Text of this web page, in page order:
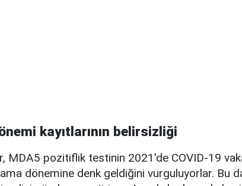
kayıtlarının belirsizliği
MDA5 pozitiflik testinin 2021'de COVID-19
dönemine denk geldiğini vurguluyorlar. Bu